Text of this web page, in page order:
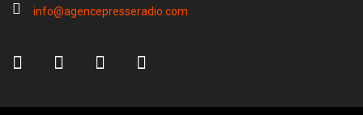
info@agencepresseradio.com